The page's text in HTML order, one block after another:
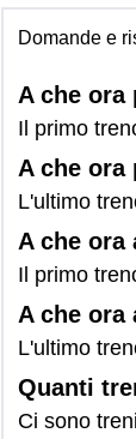
Domande e
A che ora
Il primo
A che ora
L'ultimo
A che ora
Il primo
A che ora
L'ultimo
Quanti
Ci sono